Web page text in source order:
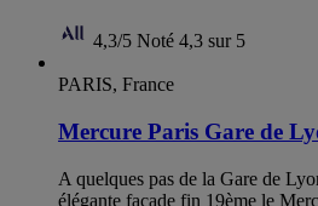
4,3/5 Noté 4,3 sur 5
PARIS, France
Mercure Paris Gare de
A quelques pas de la Gare de
élégante façade fin 19ème le